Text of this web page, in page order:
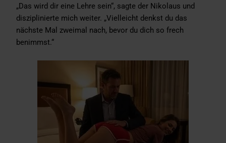
„Das wird dir eine Lehre sein“, sagte der Nikolaus und
disziplinierte mich weiter. „Vielleicht denkst du das
nächste Mal zweimal nach, bevor du dich so frech
benimmst.“